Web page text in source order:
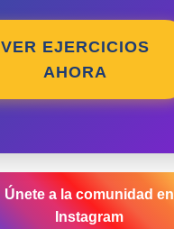
VER EJERCICIOS
AHORA
Únete a la comunidad en
Instagram